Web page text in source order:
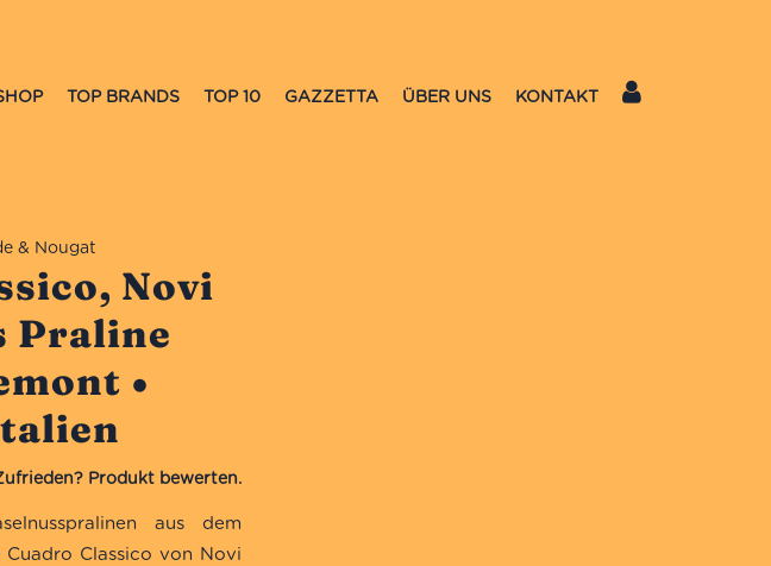
TOP BRANDS TOP 10 GAZZETTA ÜBER UNS KONTAKT
& Nougat
Novi
Praline
•
aus dem
Classico von Novi